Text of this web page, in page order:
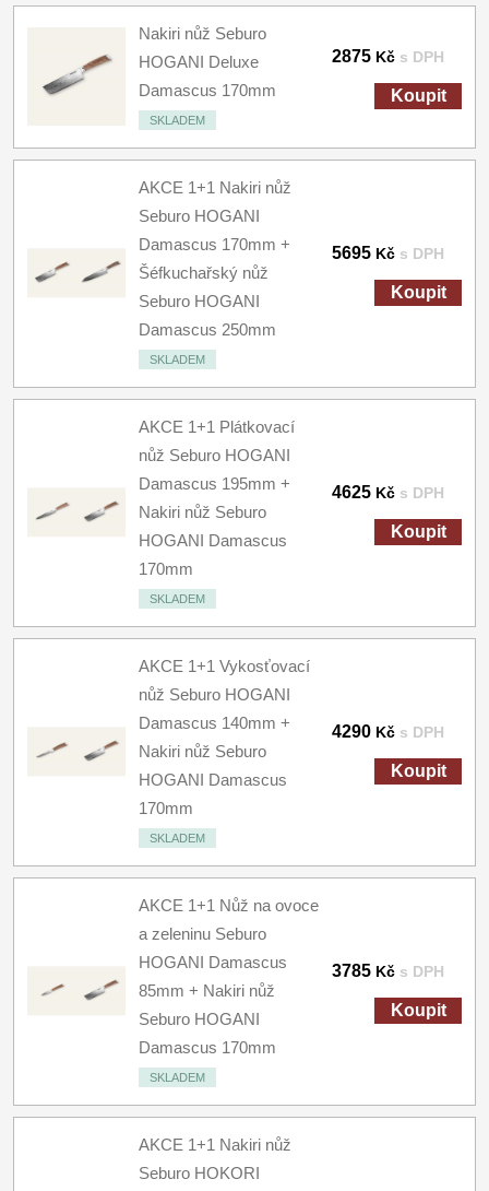
Nakiri nůž Seburo
HOGANI Deluxe
Damascus 170mm
SKLADEM
2875 Kč s DPH
Koupit
AKCE 1+1 Nakiri nůž
Seburo HOGANI
Damascus 170mm +
Šéfkuchařský nůž
Seburo HOGANI
Damascus 250mm
SKLADEM
5695 Kč s DPH
Koupit
AKCE 1+1 Plátkovací
nůž Seburo HOGANI
Damascus 195mm +
Nakiri nůž Seburo
HOGANI Damascus
170mm
SKLADEM
4625 Kč s DPH
Koupit
AKCE 1+1 Vykosťovací
nůž Seburo HOGANI
Damascus 140mm +
Nakiri nůž Seburo
HOGANI Damascus
170mm
SKLADEM
4290 Kč s DPH
Koupit
AKCE 1+1 Nůž na ovoce
a zeleninu Seburo
HOGANI Damascus
85mm + Nakiri nůž
Seburo HOGANI
Damascus 170mm
SKLADEM
3785 Kč s DPH
Koupit
AKCE 1+1 Nakiri nůž
Seburo HOKORI